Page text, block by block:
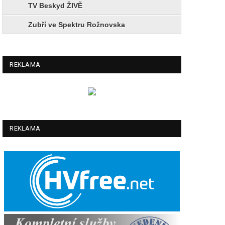
TV Beskyd ŽIVĚ
Zubří ve Spektru Rožnovska
REKLAMA
REKLAMA